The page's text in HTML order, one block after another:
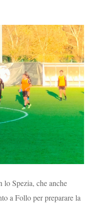
lo Spezia, che anche
a Follo per preparare la